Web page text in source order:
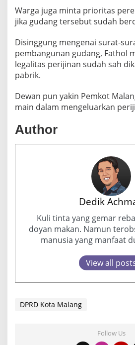
Warga juga minta prioritas
jika gudang tersebut sudah
Disinggung mengenai surat-
pembangunan gudang, Fathol
legalitas perijinan sudah sah
pabrik.
Dewan pun yakin Pemkot
main dalam mengeluarkan
Author
Dedik
Kuli tinta yang gemar
doyan makan. Namun
manusia yang manfaat
View all
DPRD Kota Malang
Follow Us